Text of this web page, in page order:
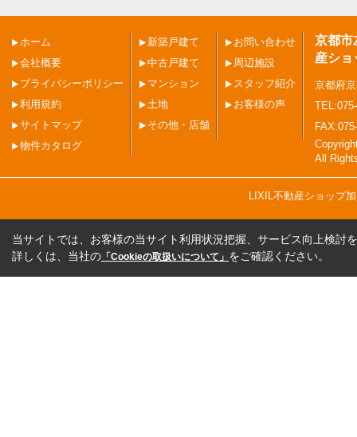
ホーム
会社概要
プライバシーポリシー
利用規約
サイトマップ
物件カタログ
新築戸建て
中古戸建て
マンション
土地
その他・店舗
お問い合わせ
周辺施設
スタッフ紹介
お客様の声
京都市
産ショ
京都府
All
LIXIL不動産ショップ
当サイトでは、お客様の当サイト利用状況把握、サービス向上検討
詳しくは、当社の 「Cookieの取扱いについて」 をご確認ください。